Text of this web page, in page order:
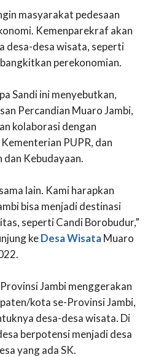
masyarakat pedesaan
Kemenparekraf akan
desa-desa wisata, seperti
perekonomian.
Sandi ini menyebutkan,
Percandian Muaro Jambi,
kolaborasi dengan
Kementerian PUPR, dan
Kebudayaan.
lain. Kami harapkan
bisa menjadi destinasi
seperti Candi Borobudur,”
keDesa WisataMuaro
Jambi menggerakan
kota se-Provinsi Jambi,
desa-desa wisata. Di
berpotensi menjadi desa
yang ada SK.